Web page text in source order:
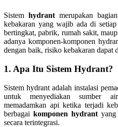
Sistem hydrant merupakan
kebakaran yang wajib ada di
bertingkat, pabrik, rumah sakit,
adanya komponen-komponen
dengan baik, risiko kebakaran dapat
1. Apa Itu Sistem Hydrant?
Sistem hydrant adalah instalasi
untuk menyediakan sumber
memadamkan api ketika terjadi
berbagaikomponen hydrant
secara terintegrasi.